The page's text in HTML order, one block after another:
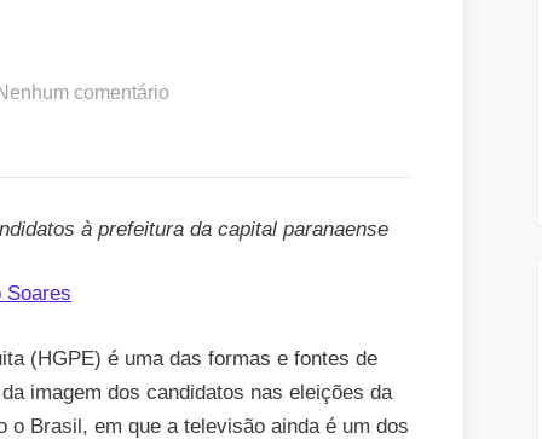
comentário
dominante
prefeituráveis
de
Curitiba
à prefeitura da capital paranaense
Soares
(HGPE) é uma das formas e fontes de
imagem dos candidatos nas eleições da
Brasil, em que a televisão ainda é um dos